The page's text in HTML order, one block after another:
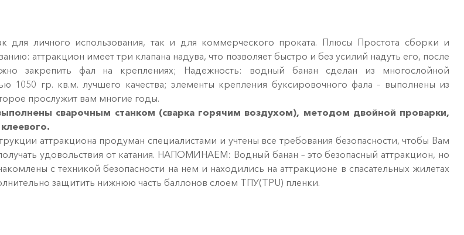
для личного использования, так и для коммерческого проката. Плюсы Простота сборки и
аттракцион имеет три клапана надува, что позволяет быстро и без усилий надуть его, после
закрепить фал на креплениях; Надежность: водный банан сделан из многослойной
1050 гр. кв.м. лучшего качества; элементы крепления буксировочного фала – выполнены из
прослужит вам многие годы.
сварочным станком (сварка горячим воздухом), методом двойной проварки,
аттракциона продуман специалистами и учтены все требования безопасности, чтобы Вам
удовольствия от катания. НАПОМИНАЕМ: Водный банан – это безопасный аттракцион, но
с техникой безопасности на нем и находились на аттракционе в спасательных жилетах
защитить нижнюю часть баллонов слоем ТПУ(TPU) пленки.